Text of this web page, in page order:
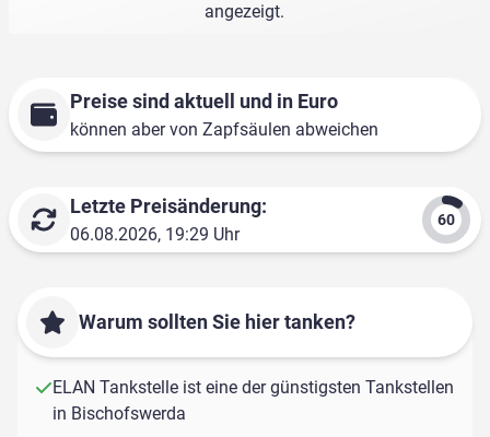
angezeigt.
Preise sind aktuell und in Euro
können aber von Zapfsäulen abweichen
Letzte Preisänderung:
06.08.2026, 19:29 Uhr
Warum sollten Sie hier tanken?
ELAN Tankstelle ist eine der günstigsten Tankstellen
in Bischofswerda